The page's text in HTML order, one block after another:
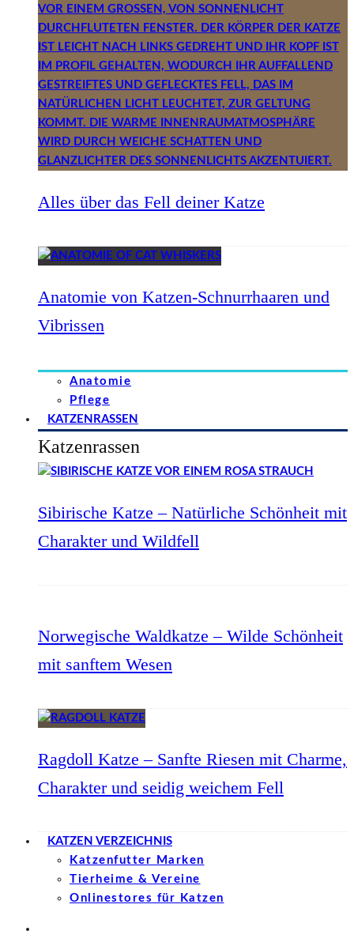
Alles über das Fell deiner Katze
Anatomie von Katzen-Schnurrhaaren und
Vibrissen
Anatomie
Pflege
KATZENRASSEN
Katzenrassen
Sibirische Katze – Natürliche Schönheit mit
Charakter und Wildfell
Norwegische Waldkatze – Wilde Schönheit
mit sanftem Wesen
Ragdoll Katze – Sanfte Riesen mit Charme,
Charakter und seidig weichem Fell
KATZEN VERZEICHNIS
Katzenfutter Marken
Tierheime & Vereine
Onlinestores für Katzen